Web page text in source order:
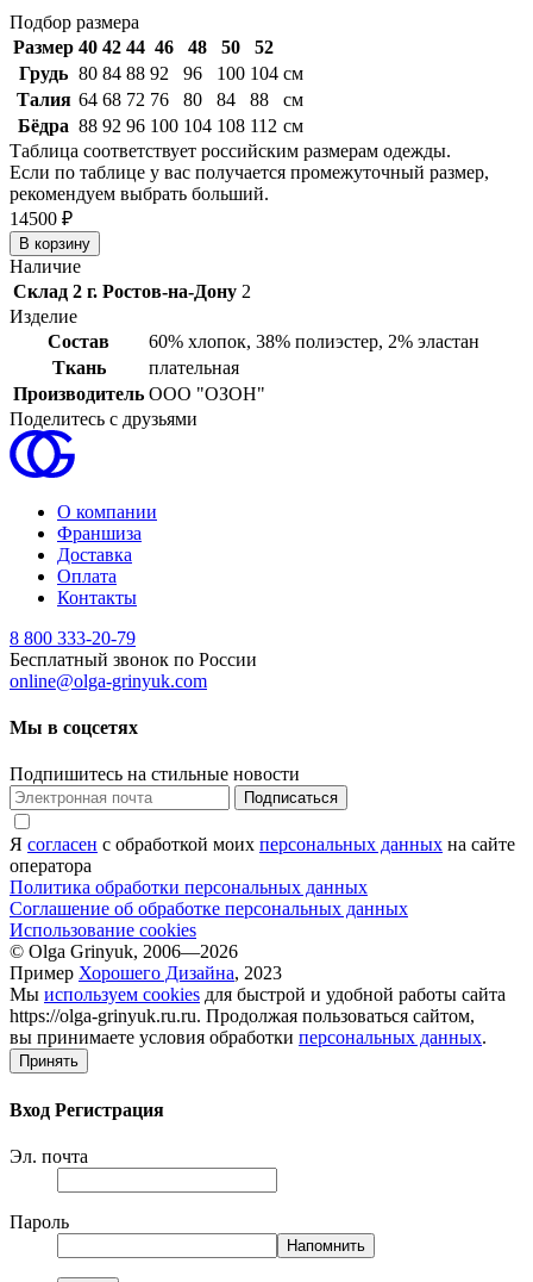
Подбор размера
Размер 40 42 44 46 48 50
52
Грудь 80 84 88 92 96 100 104 см
Талия 64 68 72 76 80 84 88
см
Бёдра 88 92 96 100 104 108 112 см
Таблица соответствует российским размерам одежды.
Если по таблице у вас получается промежуточный размер,
рекомендуем выбрать больший.
14500 ₽
Наличие
Склад 2 г. Ростов-на-Дону 2
Изделие
Состав
60% хлопок, 38% полиэстер, 2% эластан
Ткань
плательная
Производитель ООО "ОЗОН"
Поделитесь с друзьями
О компании
Франшиза
Доставка
Оплата
Контакты
8 800 333-20-79
Бесплатный звонок по России
online@olga-grinyuk.com
Мы в соцсетях
Подпишитесь на стильные новости
Подписаться
Я согласен с обработкой моих персональных данных на сайте
оператора
Политика обработки персональных данных
Соглашение об обработке персональных данных
Использование cookies
© Olga Grinyuk, 2006—2026
Пример Хорошего Дизайна, 2023
Мы используем cookies для быстрой и удобной работы сайта
https://olga-grinyuk.ru.ru. Продолжая пользоваться сайтом,
вы принимаете условия обработки персональных данных.
Принять
Вход Регистрация
Эл. почта
Пароль